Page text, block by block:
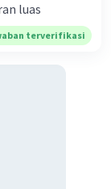
luas
terverifikasi